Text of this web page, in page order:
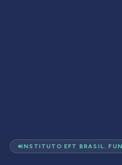
INSTITUTO EFT BRASIL.